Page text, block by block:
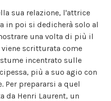
sua relazione, l'attrice
in poi si dedicherà solo al
una volta di più il
scritturata come
incentrato sulle
più a suo agio con
Per prepararsi a quel
da Henri Laurent, un